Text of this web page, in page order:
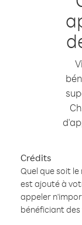
Crédits
Quel que soit
est ajouté à
appeler
bénéficiant